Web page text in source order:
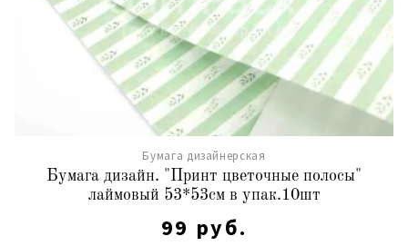
Бумага дизайнерская
Бумага дизайн. "Принт цветочные полосы"
лаймовый 53*53см в упак.10шт
99 руб.